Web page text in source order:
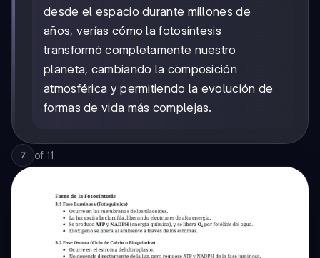
desde el espacio durante millones de
años, verías cómo la fotosíntesis
transformó completamente nuestro
planeta, cambiando la composición
atmosférica y permitiendo la evolución de
formas de vida más complejas.
7 of 11